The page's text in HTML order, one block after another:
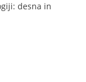
desna in